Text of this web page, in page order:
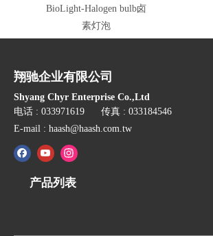
BioLight-Halogen bulb卤
素灯泡
翔驰企业有限公司
Shyang Chyr Enterprise Co.,Ltd
电话 : 033971619 传真 : 033184546
E-mail : haash@haash.com.tw
产品列表